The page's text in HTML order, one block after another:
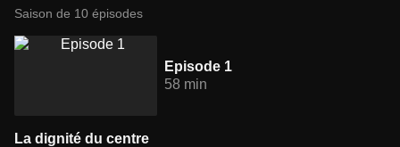
Saison de 10 épisodes
Episode 1
58 min
La dignité du centre